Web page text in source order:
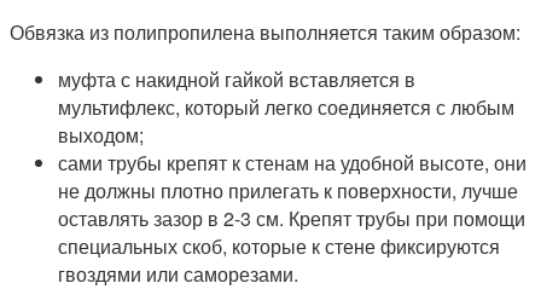
Обвязка из полипропилена выполняется таким образом:
муфта с накидной гайкой вставляется в
мультифлекс, который легко соединяется с любым
выходом;
сами трубы крепят к стенам на удобной высоте, они
не должны плотно прилегать к поверхности, лучше
оставлять зазор в 2-3 см. Крепят трубы при помощи
специальных скоб, которые к стене фиксируются
гвоздями или саморезами.